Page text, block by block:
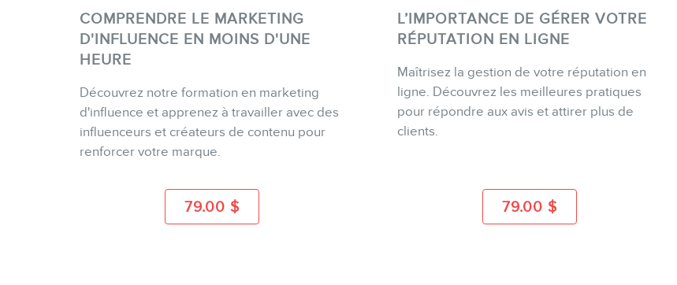
ACHETER
PLUS D'INFO
COMPRENDRE LE MARKETING
D'INFLUENCE EN MOINS D'UNE
HEURE
Découvrez notre formation en marketing
d'influence et apprenez à travailler avec des
influenceurs et créateurs de contenu pour
renforcer votre marque.
79.00 $
ACHETER
L’IMPORTANCE DE GÉRER VOTRE
RÉPUTATION EN LIGNE
Maîtrisez la gestion de votre réputation en
ligne. Découvrez les meilleures pratiques
pour répondre aux avis et attirer plus de
clients.
79.00 $